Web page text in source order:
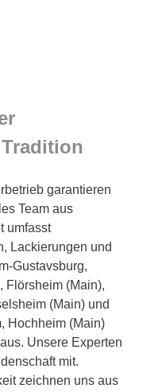
garantieren
Team aus
umfasst
Lackierungen und
Gustavsburg,
Flörsheim (Main),
(Main) und
Hochheim (Main)
Unsere Experten
mit.
zeichnen uns aus